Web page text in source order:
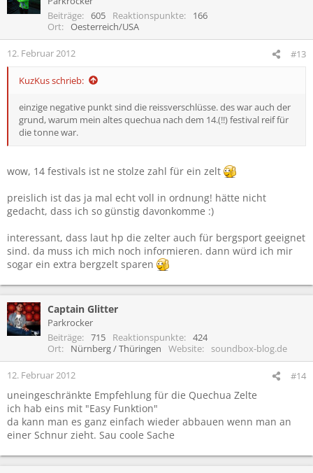
Beiträge
605 Reaktionspunkte
166
Ort
Oesterreich/USA
12. Februar 2012 #13
KuzKus schrieb:
einzige negative punkt sind die reissverschlüsse. des war auch der
grund, warum mein altes quechua nach dem 14.(!!) festival reif für
die tonne war.
wow, 14 festivals ist ne stolze zahl für ein zelt
preislich ist das ja mal echt voll in ordnung! hätte nicht
gedacht, dass ich so günstig davonkomme :)
interessant, dass laut hp die zelter auch für bergsport geeignet
sind. da muss ich mich noch informieren. dann würd ich mir
sogar ein extra bergzelt sparen
Captain Glitter
Parkrocker
Beiträge
715 Reaktionspunkte
424
Ort
Nürnberg / Thüringen Website soundbox-blog.de
12. Februar 2012 #14
uneingeschränkte Empfehlung für die Quechua Zelte
ich hab eins mit "Easy Funktion"
da kann man es ganz einfach wieder abbauen wenn man an
einer Schnur zieht. Sau coole Sache